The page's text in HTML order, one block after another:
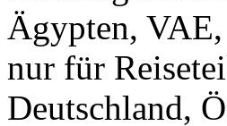
Ägypten,
nur für
Deutschland,